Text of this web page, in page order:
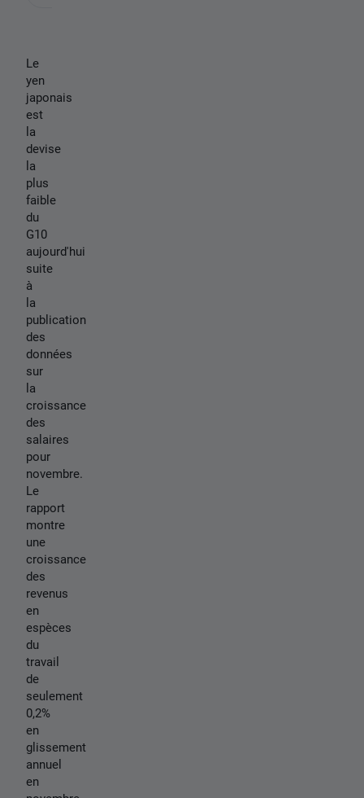
Le
yen
japonais
est
la
devise
la
plus
faible
du
G10
aujourd'hui
suite
à
la
publication
des
données
sur
la
croissance
des
salaires
pour
novembre.
Le
rapport
montre
une
croissance
des
revenus
en
espèces
du
travail
de
seulement
0,2%
en
glissement
annuel
en